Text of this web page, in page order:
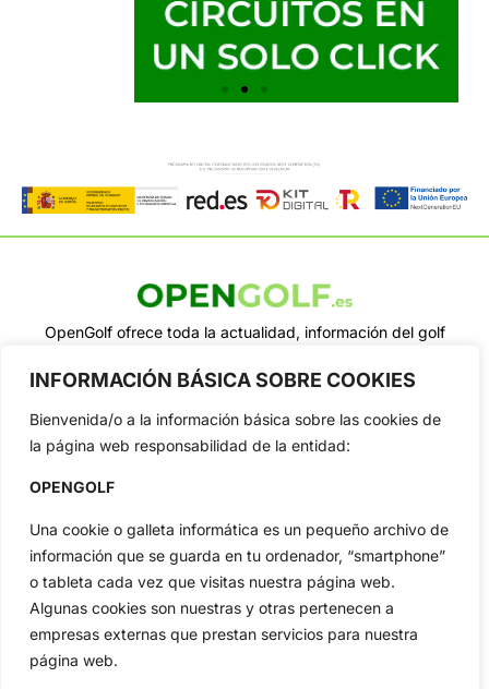
INFORMACIÓN BÁSICA SOBRE COOKIES
Bienvenida/o a la información básica sobre las cookies de
la página web responsabilidad de la entidad:
OPENGOLF
Una cookie o galleta informática es un pequeño archivo de
información que se guarda en tu ordenador, “smartphone”
o tableta cada vez que visitas nuestra página web.
Algunas cookies son nuestras y otras pertenecen a
empresas externas que prestan servicios para nuestra
página web.
OpenGolf ofrece toda la actualidad, información del golf
Jon Rahm, LIV Golf, PGA Tour, Ryder Cup, DP World Tour, LPGA
Tour...
Categorias
Inicio
Actualidad
Circuitos
Especiales
Jon Rahm
Vídeos
De Interés
Compañía
Aviso Legal
Política de Privacidad